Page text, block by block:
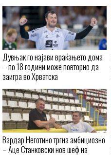
Дувњак го најави враќањето дома
– по 18 години може повторно да
заигра во Хрватска
Вардар Неготино тргна амбициозно
– Аце Станковски нов шеф на